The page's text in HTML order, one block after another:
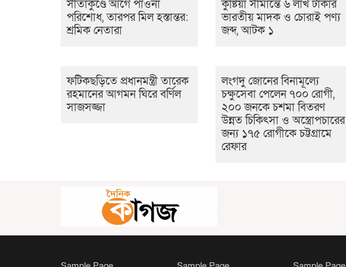
সীতাকুণ্ডে আগে পাওনা
পরিশোধ, তারপর মিল হস্তান্তর:
শ্রমিক নেতারা
কুষ্টিয়া সীমান্তে ৬ লাখ টাকার
ভারতীয় মাদক ও চোরাই পণ্য
জব্দ, আটক ১
ফটিকছড়িতে প্রধানমন্ত্রী তারেক
রহমানের আগমন ঘিরে বর্ণিল
সাজসজ্জা
লংগদু জোনের বিনামূল্যে
চক্ষুসেবা পেলেন ৭০০ রোগী,
২০০ জনকে চশমা বিতরণ
উন্নত চিকিৎসা ও অস্ত্রোপচারের
জন্য ১৭৫ রোগীকে চট্টগ্রামে
রেফার